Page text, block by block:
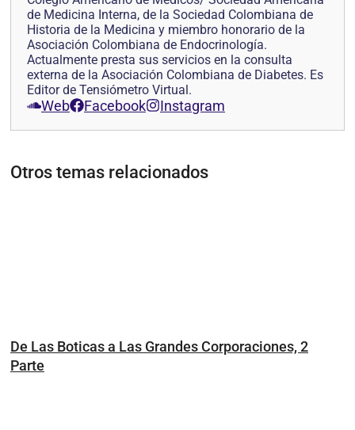
de Medicina Interna, de la Sociedad Colombiana de
Historia de la Medicina y miembro honorario de la
Asociación Colombiana de Endocrinología.
Actualmente presta sus servicios en la consulta
externa de la Asociación Colombiana de Diabetes. Es
Editor de Tensiómetro Virtual.
Web Facebook Instagram
Otros temas relacionados
De Las Boticas a Las Grandes Corporaciones, 2
Parte